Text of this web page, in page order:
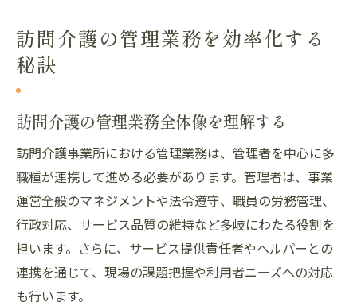
管理者の資格要件と役割分担を整理
訪問介護管理者の資格要件を徹底解説
い
訪問介護での資格取得とキャリア形成
訪問介護管理者の役割分担を明確化する方
法
ヘルパー兼務を減らす働き方改善法
訪問介護で兼務負担を減らすコツと工夫
訪問介護のヘルパー兼務解消のポイント
訪問介護の管理業務を効率化する
秘訣
訪問介護の管理業務全体像を理解する
訪問介護事業所における管理業務は、管理者を中心に多
職種が連携して進める必要があります。管理者は、事業
運営全般のマネジメントや法令遵守、職員の労務管理、
行政対応、サービス品質の維持など多岐にわたる役割を
担います。さらに、サービス提供責任者やヘルパーとの
連携を通じて、現場の課題把握や利用者ニーズへの対応
も行います。